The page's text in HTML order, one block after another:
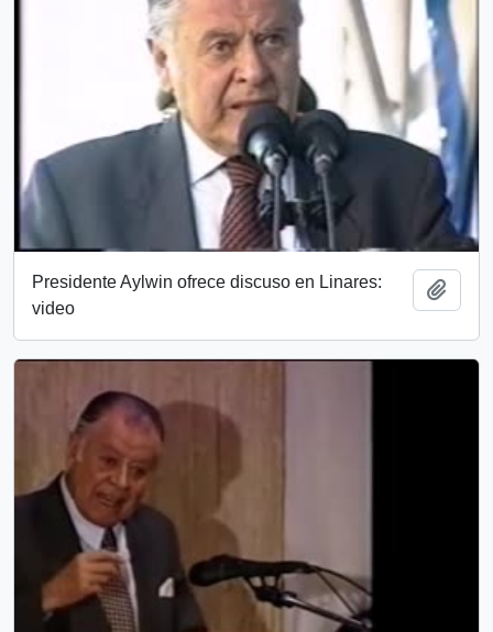
Presidente Aylwin ofrece discuso en Linares:
video